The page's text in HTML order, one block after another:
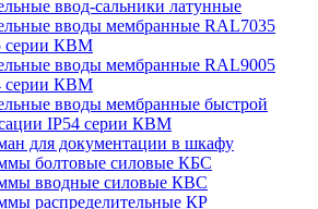
ввод-сальники латунные
вводы мембранные RAL7035
серии КВМ
вводы мембранные RAL9005
серии КВМ
вводы мембранные быстрой
IP54 серии КВМ
для документации в шкафу
болтовые силовые КБС
вводные силовые КВС
распределительные КР